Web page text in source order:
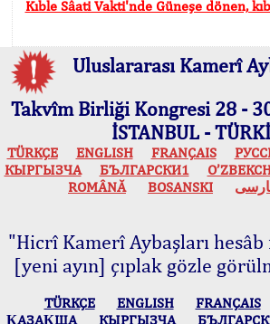
Kıble Sâati Vakti'nde Güneşe dönen,
Uluslararası Kamerî
Takvîm Birliği Kongresi 28 -
İSTANBUL -
TÜRKÇE ENGLISH FRANÇAIS
КЫPГЫЗЧA
БЪЛГАРСКИ1
ROMÂNĂ
BOSANSKI
"Hicrî Kamerî Aybaşları
[yeni ayın] çıplak gözle
TÜRKÇE ENGLISH FRANÇAIS
ҚАЗАҚША
КЫPГЫЗЧA